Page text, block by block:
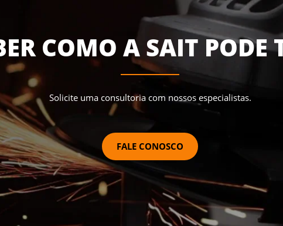
COMO A SAIT PODE
Solicite uma consultoria com nossos especialistas.
FALE CONOSCO